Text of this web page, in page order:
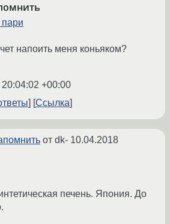
напоить меня коньяком?
+00:00
Ссылка
от dk- 10.04.2018
печень. Япония. До